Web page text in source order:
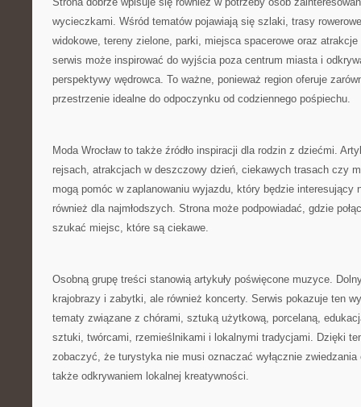
wycieczkami. Wśród tematów pojawiają się szlaki, trasy
widokowe, tereny zielone, parki, miejsca spacerowe oraz
serwis może inspirować do wyjścia poza centrum miasta i
perspektywy wędrowca. To ważne, ponieważ region oferuje
przestrzenie idealne do odpoczynku od codziennego pośpiechu.
Moda Wrocław to także źródło inspiracji dla rodzin z dziećmi.
rejsach, atrakcjach w deszczowy dzień, ciekawych trasach czy
mogą pomóc w zaplanowaniu wyjazdu, który będzie interesujący
również dla najmłodszych. Strona może podpowiadać, gdzie
szukać miejsc, które są ciekawe.
Osobną grupę treści stanowią artykuły poświęcone muzyce.
krajobrazy i zabytki, ale również koncerty. Serwis pokazuje ten
tematy związane z chórami, sztuką użytkową, porcelaną,
sztuki, twórcami, rzemieślnikami i lokalnymi tradycjami. Dzięki
zobaczyć, że turystyka nie musi oznaczać wyłącznie
także odkrywaniem lokalnej kreatywności.